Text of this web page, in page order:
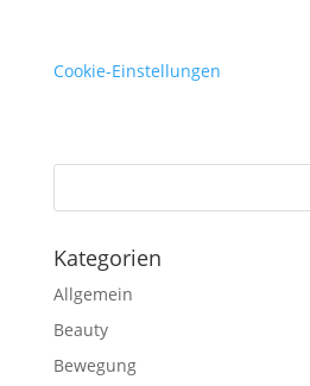
Cookie-Einstellungen
Kategorien
Allgemein
Beauty
Bewegung